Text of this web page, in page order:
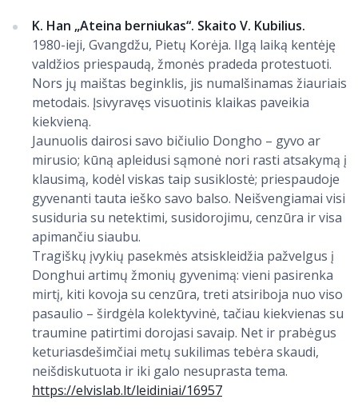
K. Han „Ateina berniukas“. Skaito V. Kubilius.
1980-ieji, Gvangdžu, Pietų Korėja. Ilgą laiką kentėję
valdžios priespaudą, žmonės pradeda protestuoti.
Nors jų maištas beginklis, jis numalšinamas žiauriais
metodais. Įsivyravęs visuotinis klaikas paveikia
kiekvieną.
Jaunuolis dairosi savo bičiulio Dongho – gyvo ar
mirusio; kūną apleidusi sąmonė nori rasti atsakymą į
klausimą, kodėl viskas taip susiklostė; priespaudoje
gyvenanti tauta ieško savo balso. Neišvengiamai visi
susiduria su netektimi, susidorojimu, cenzūra ir visa
apimančiu siaubu.
Tragiškų įvykių pasekmės atsiskleidžia pažvelgus į
Donghui artimų žmonių gyvenimą: vieni pasirenka
mirtį, kiti kovoja su cenzūra, treti atsiriboja nuo viso
pasaulio – širdgėla kolektyvinė, tačiau kiekvienas su
traumine patirtimi dorojasi savaip. Net ir prabėgus
keturiasdešimčiai metų sukilimas tebėra skaudi,
neišdiskutuota ir iki galo nesuprasta tema.
https://elvislab.lt/leidiniai/16957